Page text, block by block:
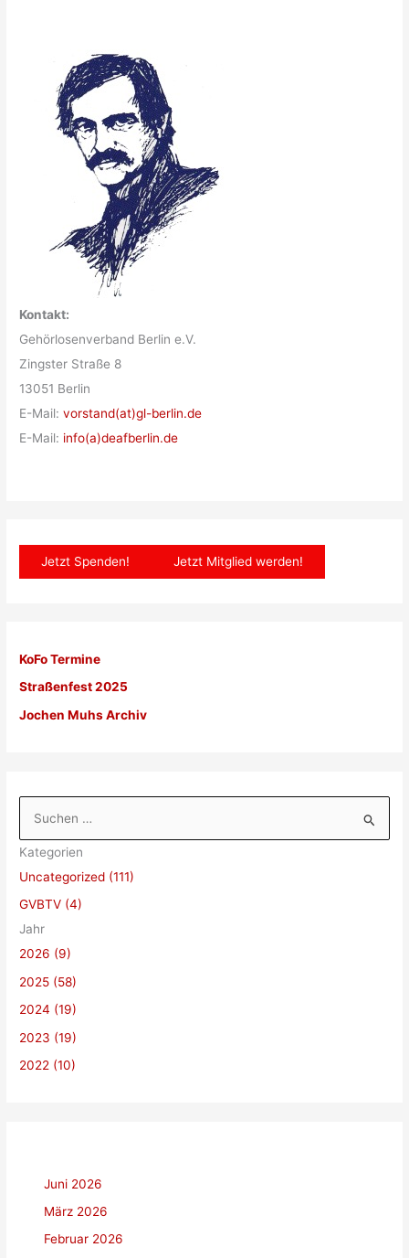
Kontakt:
Gehörlosenverband Berlin e.V.
Zingster Straße 8
13051 Berlin
E-Mail:vorstand(at)gl-berlin.de
E-Mail: info(a)deafberlin.de
Jetzt Spenden! Jetzt Mitglied werden!
KoFo Termine
Straßenfest 2025
Jochen Muhs Archiv
c
h
e
n
n
a
c
Kategorien
Uncategorized (111)
GVBTV (4)
Jahr
2026 (9)
2025 (58)
2024 (19)
2023 (19)
2022 (10)
Juni 2026
März 2026
Februar 2026